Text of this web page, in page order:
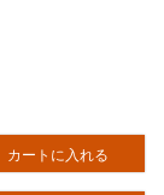
カートに入れる